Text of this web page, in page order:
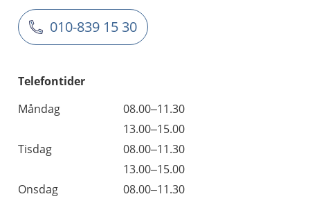
010-839 15 30
Telefontider
Måndag
08.00–11.30
13.00–15.00
Tisdag
08.00–11.30
13.00–15.00
Onsdag
08.00–11.30